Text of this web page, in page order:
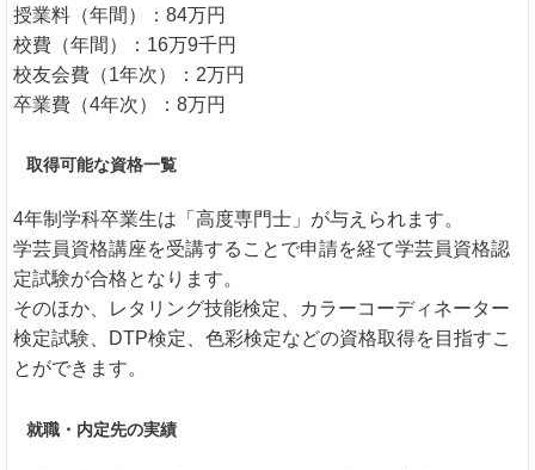
授業料（年間）：84万円
校費（年間）：16万9千円
校友会費（1年次）：2万円
卒業費（4年次）：8万円
取得可能な資格一覧
4年制学科卒業生は「高度専門士」が与えられます。
学芸員資格講座を受講することで申請を経て学芸員資格認
定試験が合格となります。
そのほか、レタリング技能検定、カラーコーディネーター
検定試験、DTP検定、色彩検定などの資格取得を目指すこ
とができます。
就職・内定先の実績